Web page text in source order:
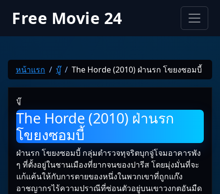
Free Movie 24
หน้าแรก บู๊ The Horde (2010) ฝ่านรก โขยงซอมบี้
บู๊
The Horde (2010) ฝ่านรก
โขยงซอมบี้
ฝ่านรก โขยงซอมบี้ กลุ่มตำรวจทุจริตบุกจู่โจมอาคารพัง
ๆ ที่ตั้งอยู่ในชานเมืองที่ยากจนของปารีส โดยมุ่งมั่นที่จะ
แก้แค้นให้กับการตายของหนึ่งในพวกเขาที่ถูกแก๊ง
อาชญากรไร้ความปราณีที่ซ่อนตัวอยู่บนเขาวงกตอันมืด